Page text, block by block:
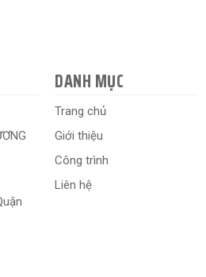
DANH MỤC
Trang chủ
Giới thiệu
Công trình
Liên hệ